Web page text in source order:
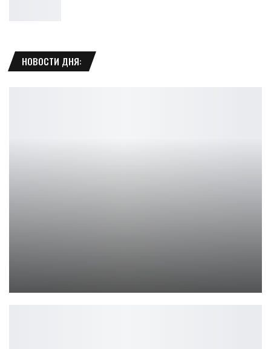
НОВОСТИ ДНЯ: